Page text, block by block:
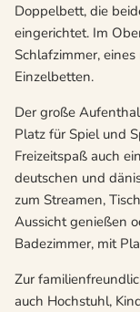
Doppelbett, die
eingerichtet. Im
Schlafzimmer,
Einzelbetten.
Der große
Platz für Spiel und
Freizeitspaß auch
deutschen und
zum Streamen,
Aussicht genießen
Badezimmer, mit
Zur
auch Hochstuhl,